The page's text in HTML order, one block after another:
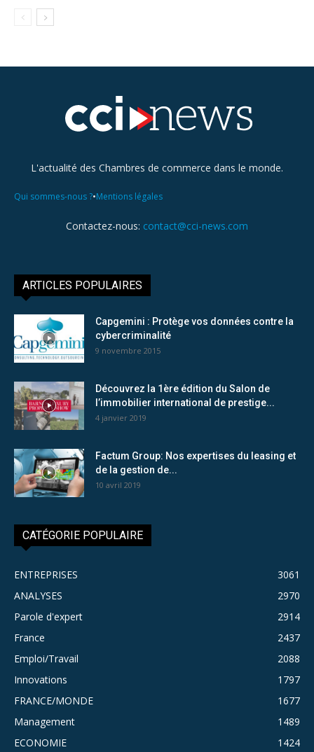
L'actualité des Chambres de commerce dans le monde.
Qui sommes-nous ?•Mentions légales
Contactez-nous: contact@cci-news.com
ARTICLES POPULAIRES
Capgemini : Protège vos données contre la
cybercriminalité
9 novembre 2015
Découvrez la 1ère édition du Salon de
l’immobilier international de prestige...
4 janvier 2019
Factum Group: Nos expertises du leasing et
de la gestion de...
10 avril 2019
CATÉGORIE POPULAIRE
ENTREPRISES
3061
ANALYSES
2970
Parole d'expert
2914
France
2437
Emploi/Travail
2088
Innovations
1797
FRANCE/MONDE
1677
Management
1489
ECONOMIE
1424